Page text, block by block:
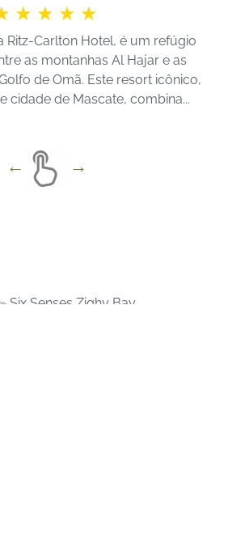
Ritz-Carlton Hotel, é um refúgio
as montanhas Al Hajar e as
de Omã. Este resort icônico,
cidade de Mascate, combina...
» Six Senses Zighy Bay